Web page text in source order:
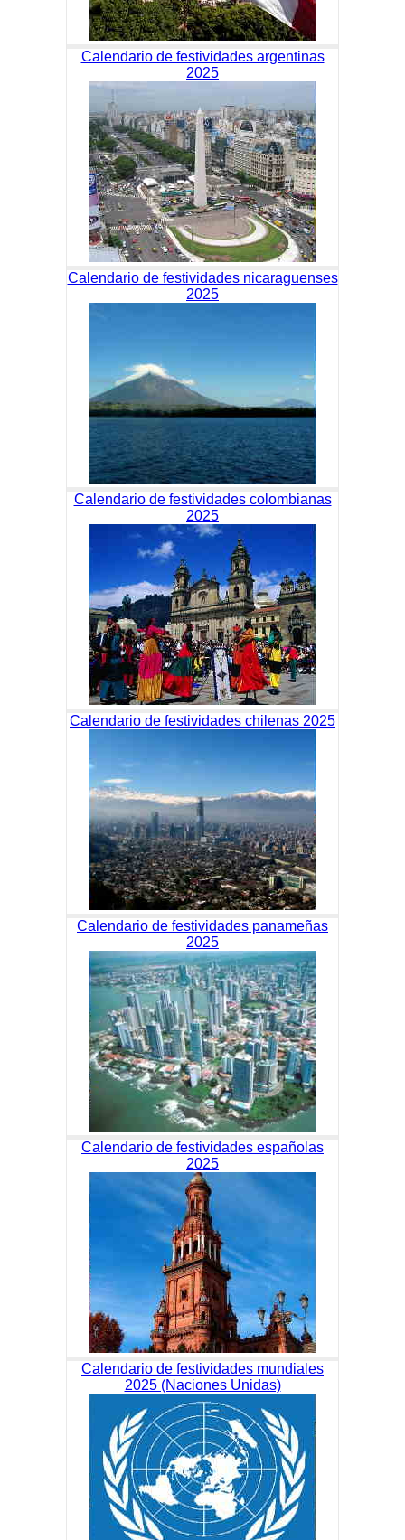
Calendario de festividades argentinas
2025
Calendario de festividades nicaraguenses
2025
Calendario de festividades colombianas
2025
Calendario de festividades chilenas 2025
Calendario de festividades panameñas
2025
Calendario de festividades españolas
2025
Calendario de festividades mundiales
2025 (Naciones Unidas)